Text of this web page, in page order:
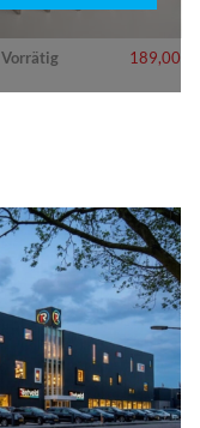
Vorrätig 189,00